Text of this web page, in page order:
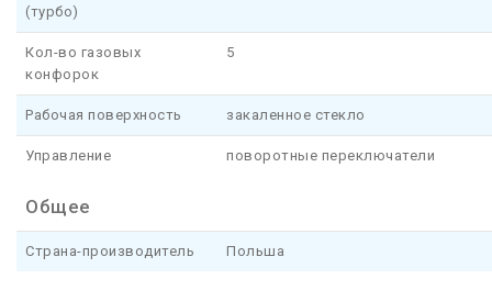
(турбо)
Кол-во газовых
конфорок
5
Рабочая поверхность закаленное стекло
Управление поворотные переключатели
Общее
Страна-производитель Польша